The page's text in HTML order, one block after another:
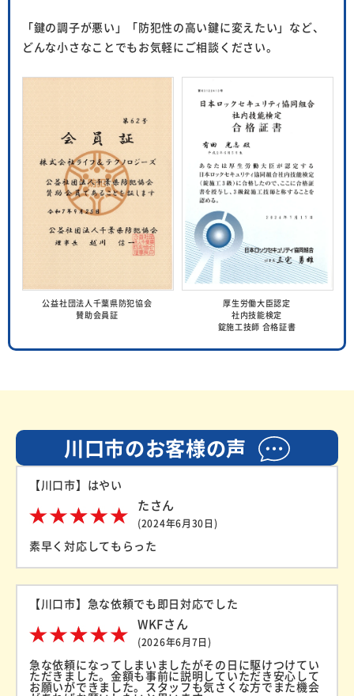
「鍵の調子が悪い」「防犯性の高い鍵に変えたい」など、
どんな小さなことでもお気軽にご相談ください。
公益社団法人千葉県防犯協会
賛助会員証
厚生労働大臣認定
社内技能検定
錠施工技師 合格証書
川口市のお客様の声
【川口市】はやい
たさん
(2024年6月30日)
素早く対応してもらった
【川口市】急な依頼でも即日対応でした
WKFさん
(2026年6月7日)
急な依頼になってしまいましたがその日に駆けつけてい
ただきました。金額も事前に説明していただき安心して
お願いができました。スタッフも気さくな方でまた機会